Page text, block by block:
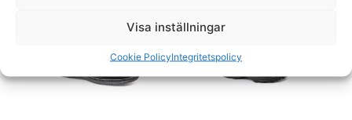
Visa inställningar
Cookie PolicyIntegritetspolicy